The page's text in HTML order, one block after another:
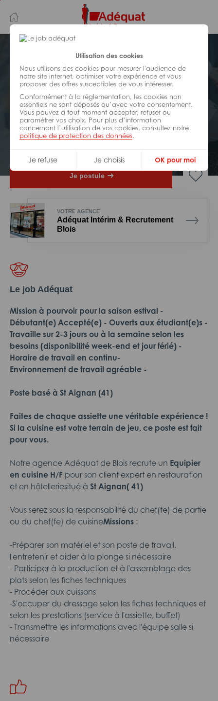
Utilisation des cookies
Nous utilisons des cookies pour mesurer l'audience de
notre site internet, optimiser votre expérience et vous
proposer des offres susceptibles de vous intéresser.
Conformément à la réglementation, les cookies non
essentiels ne sont déposés qu’avec votre consentement.
Vous pouvez à tout moment accepter, refuser ou
paramétrer vos choix. Pour plus d’information
concernant l’utilisation de vos cookies, consultez notre
politique de protection des données.
Je refuse Je choisis OK pour moi
au
contenu
principal
navigation
HÔTELLERIE/RESTAURATION/SPORT/
LOISIRS
Réf : Z36-324068
Equipier en cuisine H/F
Intérim Saisonnier Blois
Je postule
VOTRE AGENCE
Adéquat Intérim & Recrutement
Blois
Le job Adéquat
Mission à pourvoir pour la saison estival -
Débutant(e) Accepté(e) - Ouverts aux étudiant(e)s -
Travaille sur 2-3 jours ou à la semaine selon les
besoins (disponibilité week-end et jour férié) -
Horaire de travail en continu-
Environnement de travail agréable -
Poste basé à St Aignan (41)
Faites de chaque assiette une véritable expérience !
Si la cuisine est votre terrain de jeu, ce poste est fait
pour vous.
Notre agence Adéquat de Blois recrute un Equipier
en cuisine H/F pour son client expert en restauration
et en hôtelleriesitué à St Aignan( 41)
Vous serez sous la responsabilité du chef(fe) de partie
ou du chef(fe) de cuisineMissions :
-Préparer son matériel et son poste de travail,
l'entretenir et aider à la plonge si nécessaire
- Participer à la production et à l'assemblage des
plats selon les fiches techniques
- Procéder aux cuissons
-S'occuper du dressage selon les fiches techniques et
selon les prestations (service à l'assiette, buffet)
- Transmettre les informations avec l'équipe salle si
nécessaire